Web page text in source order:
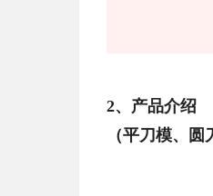
2、产品介绍
（平刀模、